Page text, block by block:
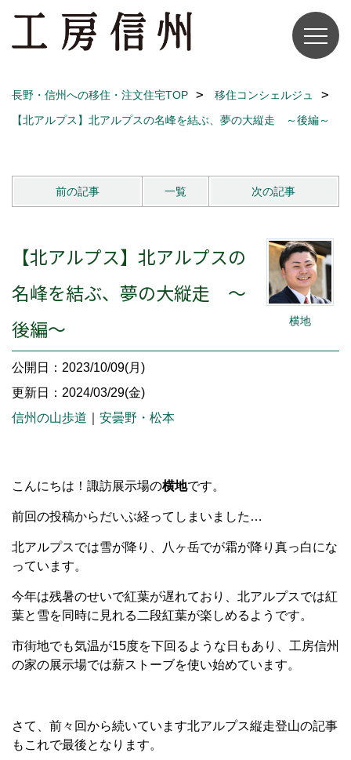
長野・信州への移住・注文住宅TOP
移住コンシェルジュ
【北アルプス】北アルプスの名峰を結ぶ、夢の大縦走 ～後編～
前の記事 一覧 次の記事
横地
【北アルプス】北アルプスの
名峰を結ぶ、夢の大縦走 ～
後編～
公開日：2023/10/09(月)
更新日：2024/03/29(金)
信州の山歩道
安曇野・松本
こんにちは！諏訪展示場の横地です。
前回の投稿からだいぶ経ってしまいました…
北アルプスでは雪が降り、八ヶ岳でが霜が降り真っ白にな
っています。
今年は残暑のせいで紅葉が遅れており、北アルプスでは紅
葉と雪を同時に見れる二段紅葉が楽しめるようです。
市街地でも気温が15度を下回るような日もあり、工房信州
の家の展示場では薪ストーブを使い始めています。
さて、前々回から続いています北アルプス縦走登山の記事
もこれで最後となります。